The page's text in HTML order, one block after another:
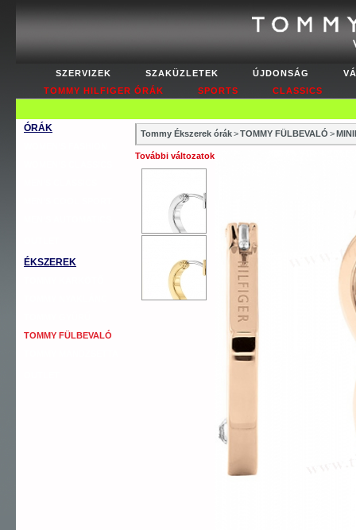
SZERVIZEK SZAKÜZLETEK ÚJDONSÁG
TOMMY HILFIGER ÓRÁK
SPORTS CLASSICS
ÓRÁK
ÉKSZEREK
TOMMY FÜLBEVALÓ
Tommy Ékszerek órák>TOMMY FÜLBEVALÓ >
További változatok